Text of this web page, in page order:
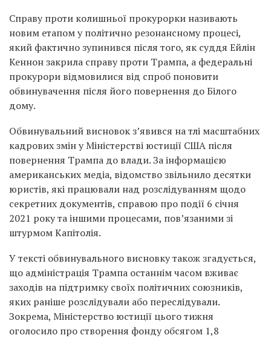
Справу проти колишньої прокурорки називають
новим етапом у політично резонансному процесі,
який фактично зупинився після того, як суддя Ейлін
Кеннон закрила справу проти Трампа, а федеральні
прокурори відмовилися від спроб поновити
обвинувачення після його повернення до Білого
дому.
Обвинувальний висновок з’явився на тлі масштабних
кадрових змін у Міністерстві юстиції США після
повернення Трампа до влади. За інформацією
американських медіа, відомство звільнило десятки
юристів, які працювали над розслідуванням щодо
секретних документів, справою про події 6 січня
2021 року та іншими процесами, пов’язаними зі
штурмом Капітолія.
У тексті обвинувального висновку також згадується,
що адміністрація Трампа останнім часом вживає
заходів на підтримку своїх політичних союзників,
яких раніше розслідували або переслідували.
Зокрема, Міністерство юстиції цього тижня
оголосило про створення фонду обсягом 1,8